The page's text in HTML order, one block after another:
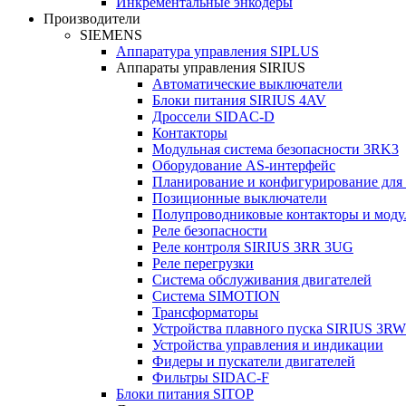
Производители
SIEMENS
Аппаратура управления SIPLUS
Аппараты управления SIRIUS
Автоматические выключатели
Блоки питания SIRIUS 4AV
Дроссели SIDAC-D
Контакторы
Модульная система безопасности 3RK3
Оборудование AS-интерфейс
Планирование и конфигурирование
Позиционные выключатели
Полупроводниковые контакторы и
Реле безопасности
Реле контроля SIRIUS 3RR 3UG
Реле перегрузки
Сиcтема обслуживания двигателей
Система SIMOTION
Трансформаторы
Устройства плавного пуска SIRIUS 3RW
Устройства управления и индикации
Фидеры и пускатели двигателей
Фильтры SIDAC-F
Блоки питания SITOP